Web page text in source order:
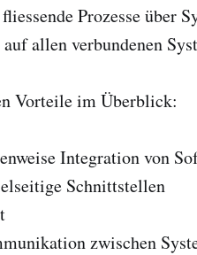
Prozesse über
allen verbundenen
Vorteile im Überblick:
Integration von
Schnittstellen
zwischen